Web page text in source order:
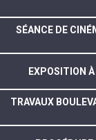
SÉANCE DE
EXPOSITION
TRAVAUX